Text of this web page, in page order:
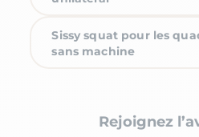
Sissy squat pour les
sans machine
Rejoignez